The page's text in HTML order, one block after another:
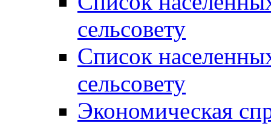
сельсовету
Список
сельсовету
Экономическая